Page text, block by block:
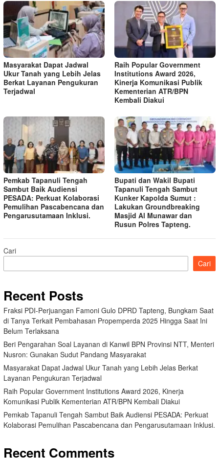
Masyarakat Dapat Jadwal
Ukur Tanah yang Lebih Jelas
Berkat Layanan Pengukuran
Terjadwal
Raih Popular Government
Institutions Award 2026,
Kinerja Komunikasi Publik
Kementerian ATR/BPN
Kembali Diakui
Pemkab Tapanuli Tengah
Sambut Baik Audiensi
PESADA: Perkuat Kolaborasi
Pemulihan Pascabencana dan
Pengarusutamaan Inklusi.
Bupati dan Wakil Bupati
Tapanuli Tengah Sambut
Kunker Kapolda Sumut :
Lakukan Groundbreaking
Masjid Al Munawar dan
Rusun Polres Tapteng.
Cari
Cari
Recent Posts
Fraksi PDI-Perjuangan Famoni Gulo DPRD Tapteng, Bungkam Saat
di Tanya Terkait Pembahasan Propemperda 2025 Hingga Saat Ini
Belum Terlaksana
Beri Pengarahan Soal Layanan di Kanwil BPN Provinsi NTT, Menteri
Nusron: Gunakan Sudut Pandang Masyarakat
Masyarakat Dapat Jadwal Ukur Tanah yang Lebih Jelas Berkat
Layanan Pengukuran Terjadwal
Raih Popular Government Institutions Award 2026, Kinerja
Komunikasi Publik Kementerian ATR/BPN Kembali Diakui
Pemkab Tapanuli Tengah Sambut Baik Audiensi PESADA: Perkuat
Kolaborasi Pemulihan Pascabencana dan Pengarusutamaan Inklusi.
Recent Comments